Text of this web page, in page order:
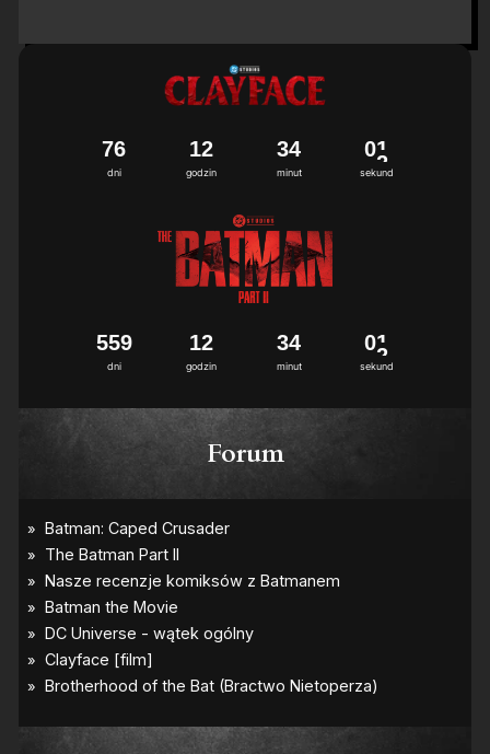
dni
76
godzin
12
minut
34
sekund
01
dni
559
godzin
12
minut
34
sekund
01
Forum